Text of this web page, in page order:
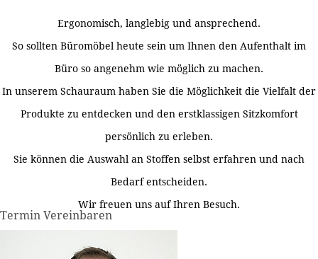
Ergonomisch, langlebig und ansprechend.
So sollten Büromöbel heute sein um Ihnen den Aufenthalt im
Büro so angenehm wie möglich zu machen.
In unserem Schauraum haben Sie die Möglichkeit die Vielfalt der
Produkte zu entdecken und den erstklassigen Sitzkomfort
persönlich zu erleben.
Sie können die Auswahl an Stoffen selbst erfahren und nach
Bedarf entscheiden.
Wir freuen uns auf Ihren Besuch.
Termin Vereinbaren